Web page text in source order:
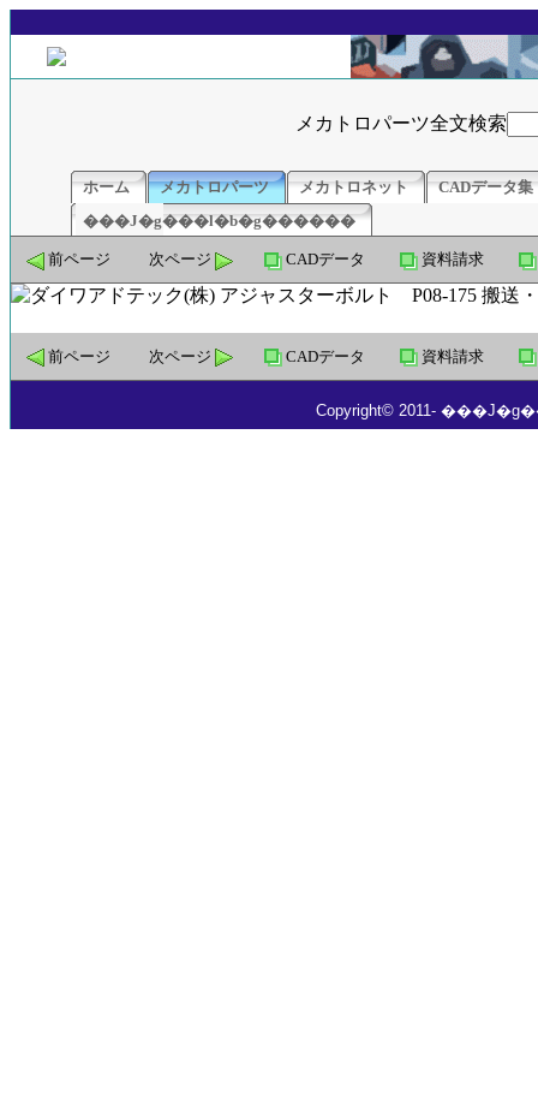
メカトロパーツ全文検索
ホーム メカトロパーツ メカトロネット
CADデータ集
���J�g���l�b�g������
前ページ 次ページ CADデータ 資料請求
前ページ 次ページ CADデータ 資料請求
Copyright© 2011-